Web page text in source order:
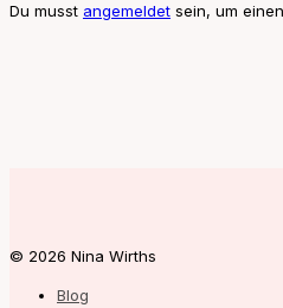
Du musst angemeldet sein, um
© 2026 Nina Wirths
Blog